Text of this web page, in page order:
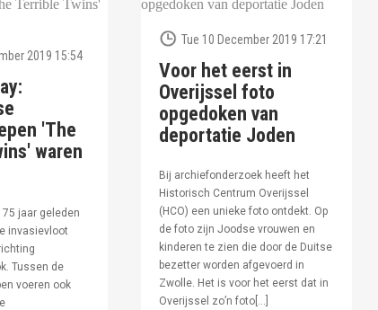
2019 15:54
'The
waren
jaar geleden
invasievloot
Tussen de
voeren ook
Tue 10 December 2019 17:21
Voor het eerst in
Overijssel foto
opgedoken van
deportatie Joden
Bij archiefonderzoek heeft het
Historisch Centrum Overijssel
(HCO) een unieke foto ontdekt. Op
de foto zijn Joodse vrouwen en
kinderen te zien die door de Duitse
bezetter worden afgevoerd in
Zwolle. Het is voor het eerst dat in
Overijssel zo’n foto[…]